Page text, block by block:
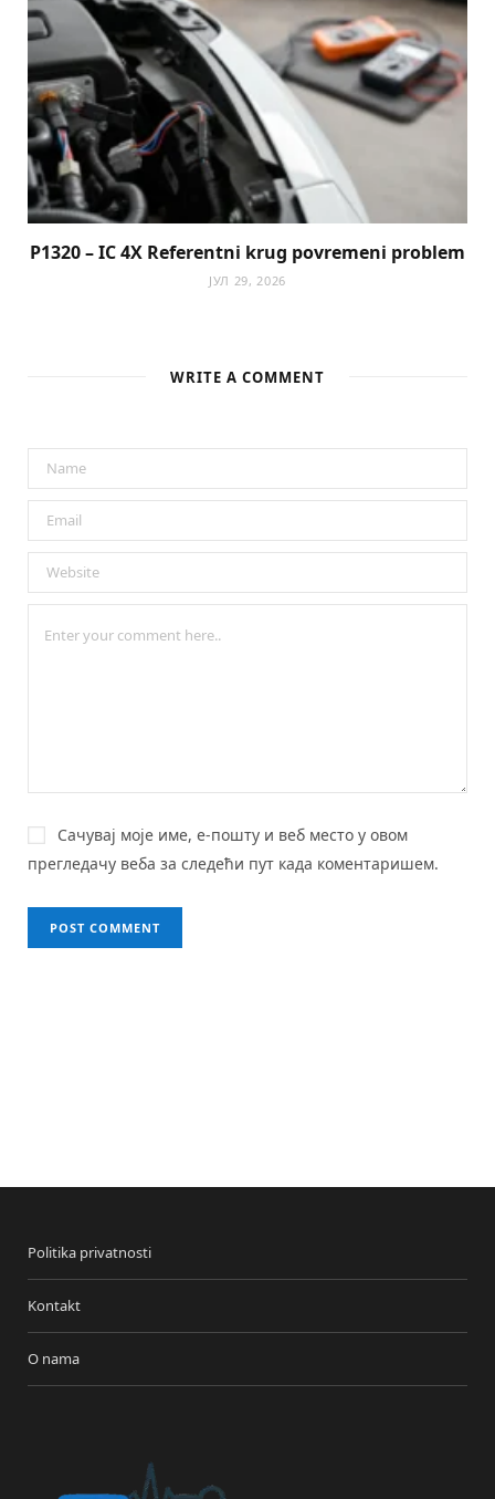
P1320 – IC 4X Referentni krug povremeni problem
ЈУЛ 29, 2026
WRITE A COMMENT
Сачувај моје име, е-пошту и веб место у овом
прегледачу веба за следећи пут када коментаришем.
Politika privatnosti
Kontakt
O nama